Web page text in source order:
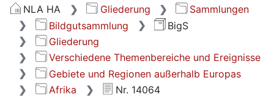
NLA HA Gliederung
Sammlungen
Bildgutsammlung
BigS
Gliederung
Verschiedene Themenbereiche und Ereignisse
Gebiete und Regionen außerhalb Europas
Afrika
Nr. 14064